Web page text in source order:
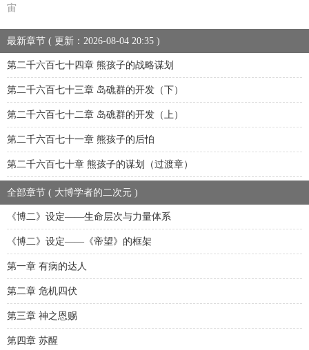
宙
最新章节 ( 更新：2026-08-04 20:35 )
第二千六百七十四章 熊孩子的战略谋划
第二千六百七十三章 岛礁群的开发（下）
第二千六百七十二章 岛礁群的开发（上）
第二千六百七十一章 熊孩子的后怕
第二千六百七十章 熊孩子的谋划（过渡章）
全部章节 ( 大博学者的二次元 )
《博二》设定——生命层次与力量体系
《博二》设定——《帝望》的框架
第一章 有病的达人
第二章 危机四伏
第三章 神之恩赐
第四章 苏醒